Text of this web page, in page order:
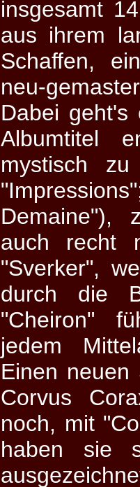
insgesamt
aus ihrem
Schaffen,
neu-
Dabei geht's
Albumtitel
mystisch
Demaine"),
auch recht
"Sverker",
durch die
"Cheiron"
jedem
Einen neuen
Corvus
noch, mit
haben sie